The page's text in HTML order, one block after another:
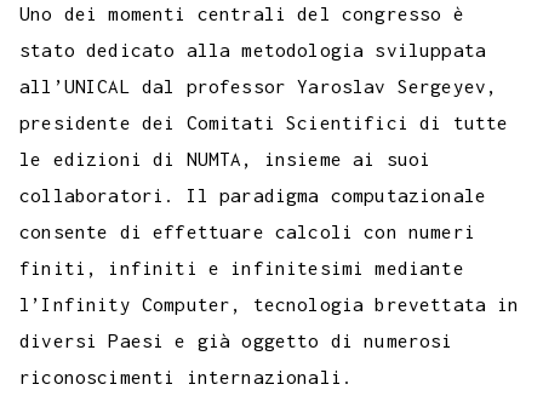
Uno dei momenti centrali del congresso è
stato dedicato alla metodologia sviluppata
all’UNICAL dal professor Yaroslav Sergeyev,
presidente dei Comitati Scientifici di tutte
le edizioni di NUMTA, insieme ai suoi
collaboratori. Il paradigma computazionale
consente di effettuare calcoli con numeri
finiti, infiniti e infinitesimi mediante
l’Infinity Computer, tecnologia brevettata in
diversi Paesi e già oggetto di numerosi
riconoscimenti internazionali.